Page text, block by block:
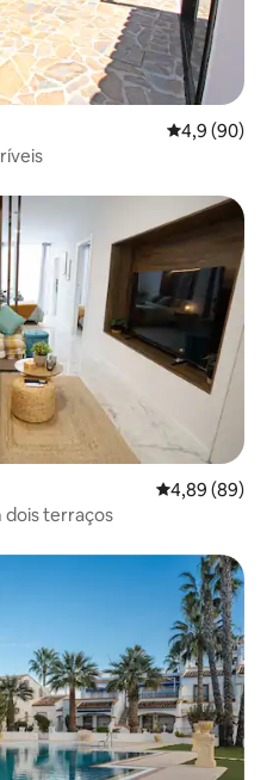
4,9 de uma
4,9 (90)
4,89 de uma
4,89 (89)
terraços
hóspedes